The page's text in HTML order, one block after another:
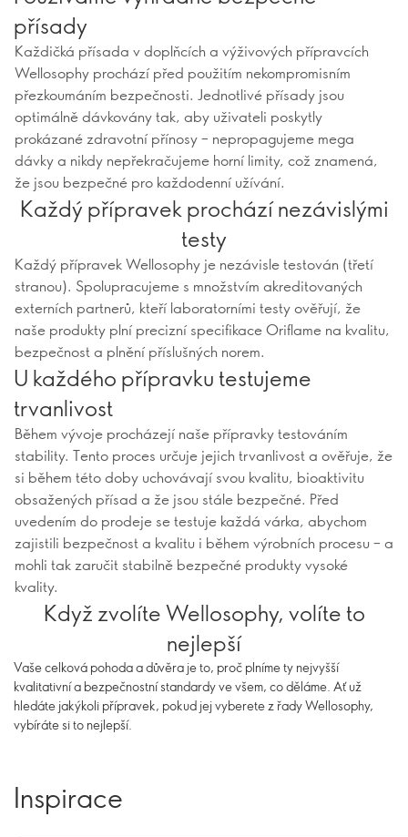
přísady
Každičká přísada v doplňcích a výživových přípravcích
Wellosophy prochází před použitím nekompromisním
přezkoumáním bezpečnosti. Jednotlivé přísady jsou
optimálně dávkovány tak, aby uživateli poskytly
prokázané zdravotní přínosy – nepropagujeme mega
dávky a nikdy nepřekračujeme horní limity, což znamená,
že jsou bezpečné pro každodenní užívání.
Každý přípravek prochází nezávislými
testy
Každý přípravek Wellosophy je nezávisle testován (třetí
stranou). Spolupracujeme s množstvím akreditovaných
externích partnerů, kteří laboratorními testy ověřují, že
naše produkty plní precizní specifikace Oriflame na kvalitu,
bezpečnost a plnění příslušných norem.
U každého přípravku testujeme
trvanlivost
Během vývoje procházejí naše přípravky testováním
stability. Tento proces určuje jejich trvanlivost a ověřuje, že
si během této doby uchovávají svou kvalitu, bioaktivitu
obsažených přísad a že jsou stále bezpečné. Před
uvedením do prodeje se testuje každá várka, abychom
zajistili bezpečnost a kvalitu i během výrobních procesu – a
mohli tak zaručit stabilně bezpečné produkty vysoké
kvality.
Když zvolíte Wellosophy, volíte to
nejlepší
Vaše celková pohoda a důvěra je to, proč plníme ty nejvyšší
kvalitativní a bezpečnostní standardy ve všem, co děláme. Ať už
hledáte jakýkoli přípravek, pokud jej vyberete z řady Wellosophy,
vybíráte si to nejlepší.
Inspirace